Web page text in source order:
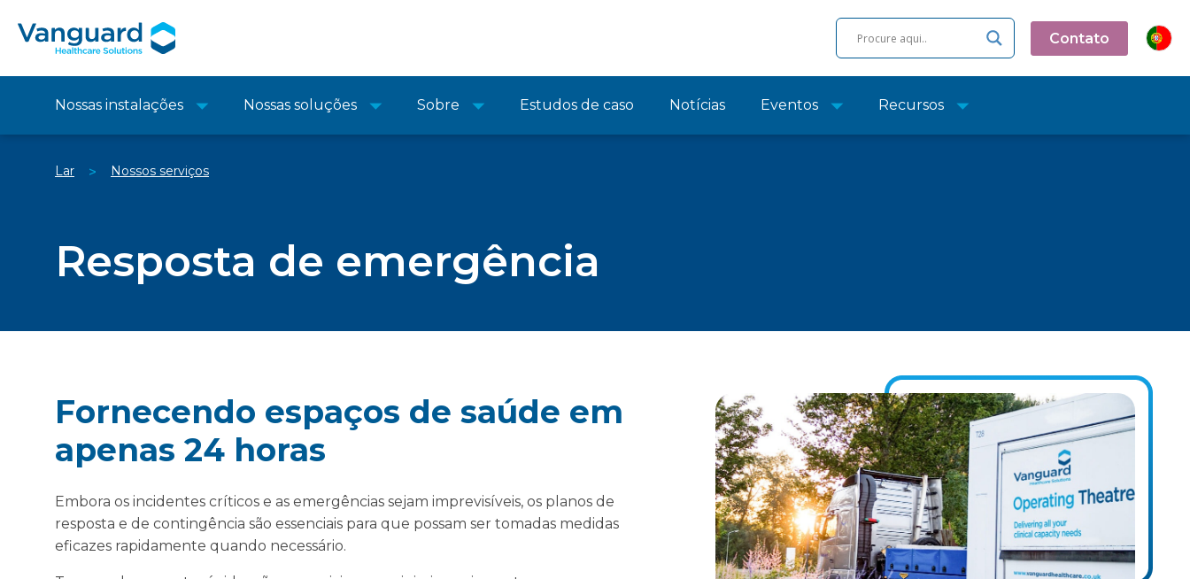
Contato
Nossas instalações Nossas soluções Sobre Estudos de caso Notícias Eventos Recursos
Lar > Nossos serviços
Resposta de emergência
Fornecendo espaços de saúde em
apenas 24 horas
Embora os incidentes críticos e as emergências sejam imprevisíveis, os planos de
resposta e de contingência são essenciais para que possam ser tomadas medidas
eficazes rapidamente quando necessário.